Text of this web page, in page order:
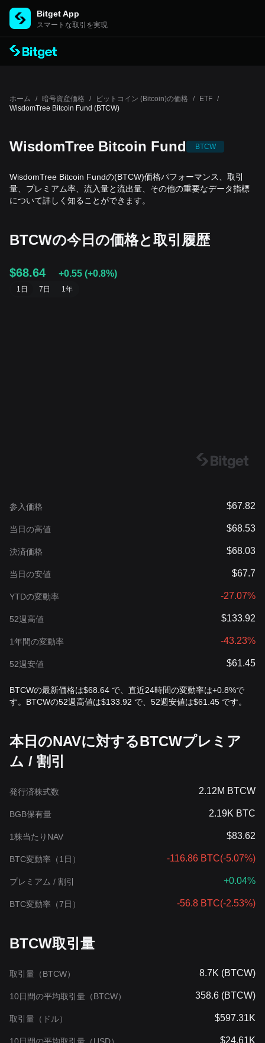
Bitget App
スマートな取引を実現
ホーム / 暗号資産価格 / ビットコイン (Bitcoin)の価格 / ETF /
WisdomTree Bitcoin Fund (BTCW)
WisdomTree Bitcoin Fund BTCW
WisdomTree Bitcoin Fundの(BTCW)価格パフォーマンス、取引
量、プレミアム率、流入量と流出量、その他の重要なデータ指標
について詳しく知ることができます。
BTCWの今日の価格と取引履歴
$68.64 +0.55 (+0.8%)
1日 7日 1年
参入価格 $67.82
当日の高値 $68.53
決済価格 $68.03
当日の安値 $67.7
YTDの変動率 -27.07%
52週高値 $133.92
1年間の変動率 -43.23%
52週安値 $61.45
BTCWの最新価格は$68.64 で、直近24時間の変動率は+0.8%で
す。BTCWの52週高値は$133.92 で、52週安値は$61.45 です。
本日のNAVに対するBTCWプレミア
ム / 割引
発行済株式数 2.12M BTCW
BGB保有量 2.19K BTC
1株当たりNAV $83.62
BTC変動率（1日） -116.86 BTC(-5.07%)
プレミアム / 割引 +0.04%
BTC変動率（7日） -56.8 BTC(-2.53%)
BTCW取引量
取引量（BTCW） 8.7K (BTCW)
10日間の平均取引量（BTCW） 358.6 (BTCW)
取引量（ドル） $597.31K
$24.61K